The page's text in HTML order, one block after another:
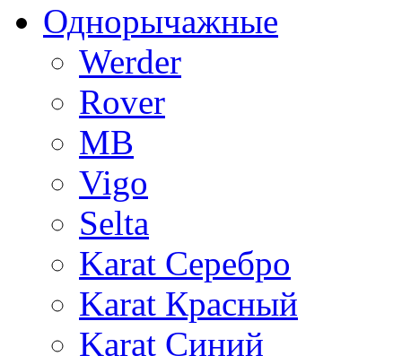
Однорычажные
Werder
Rover
MB
Vigo
Selta
Karat Серебро
Karat Красный
Karat Синий